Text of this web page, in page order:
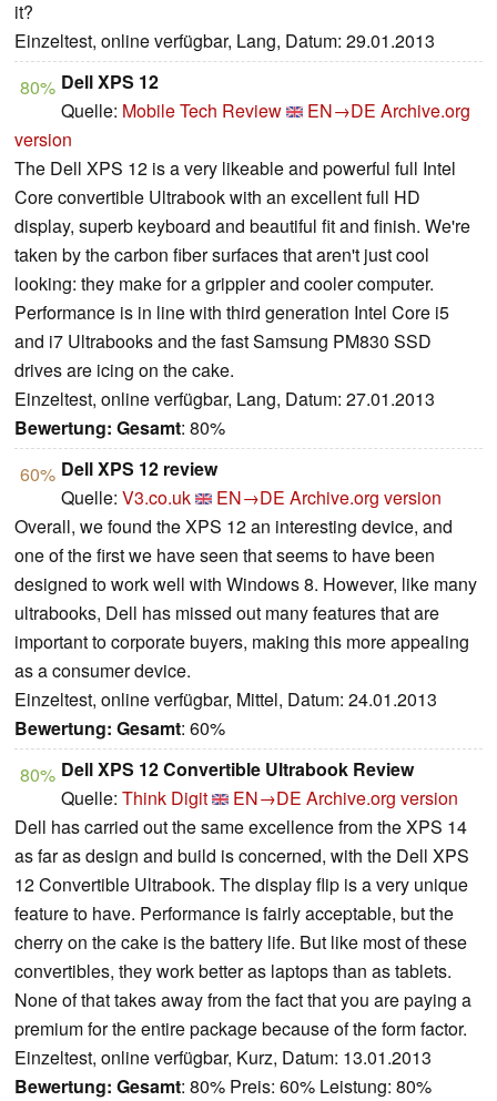
it?
Einzeltest, online verfügbar, Lang, Datum: 29.01.2013
80% Dell XPS 12
Quelle: Mobile Tech Review EN→DE Archive.org
version
The Dell XPS 12 is a very likeable and powerful full Intel
Core convertible Ultrabook with an excellent full HD
display, superb keyboard and beautiful fit and finish. We're
taken by the carbon fiber surfaces that aren't just cool
looking: they make for a grippier and cooler computer.
Performance is in line with third generation Intel Core i5
and i7 Ultrabooks and the fast Samsung PM830 SSD
drives are icing on the cake.
Einzeltest, online verfügbar, Lang, Datum: 27.01.2013
Bewertung: Gesamt: 80%
60% Dell XPS 12 review
Quelle: V3.co.uk EN→DE Archive.org version
Overall, we found the XPS 12 an interesting device, and
one of the first we have seen that seems to have been
designed to work well with Windows 8. However, like many
ultrabooks, Dell has missed out many features that are
important to corporate buyers, making this more appealing
as a consumer device.
Einzeltest, online verfügbar, Mittel, Datum: 24.01.2013
Bewertung: Gesamt: 60%
80% Dell XPS 12 Convertible Ultrabook Review
Quelle: Think Digit EN→DE Archive.org version
Dell has carried out the same excellence from the XPS 14
as far as design and build is concerned, with the Dell XPS
12 Convertible Ultrabook. The display flip is a very unique
feature to have. Performance is fairly acceptable, but the
cherry on the cake is the battery life. But like most of these
convertibles, they work better as laptops than as tablets.
None of that takes away from the fact that you are paying a
premium for the entire package because of the form factor.
Einzeltest, online verfügbar, Kurz, Datum: 13.01.2013
Bewertung: Gesamt: 80% Preis: 60% Leistung: 80%